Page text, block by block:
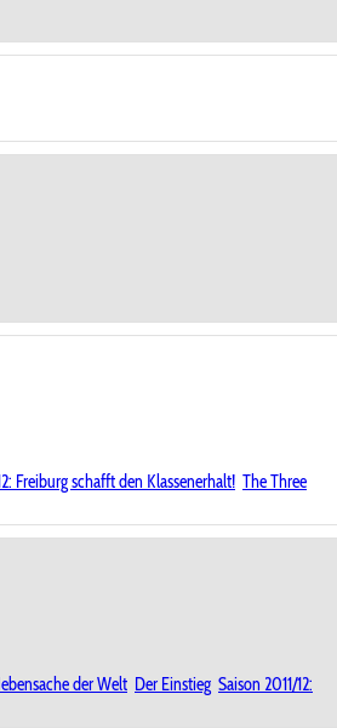
Freiburg schafft den Klassenerhalt! The Three
der Welt Der Einstieg Saison 2011/12: